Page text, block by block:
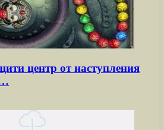
центр от наступления